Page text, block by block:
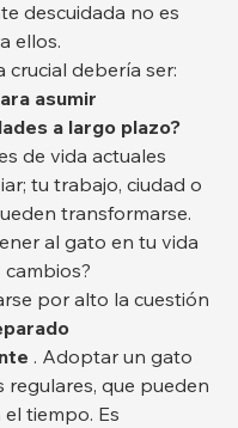
descuidada no es
ellos.
debería ser:
asumir
a largo plazo?
de vida actuales
tu trabajo, ciudad o
transformarse.
al gato en tu vida
por alto la cuestión
. Adoptar un gato
regulares, que pueden
tiempo. Es